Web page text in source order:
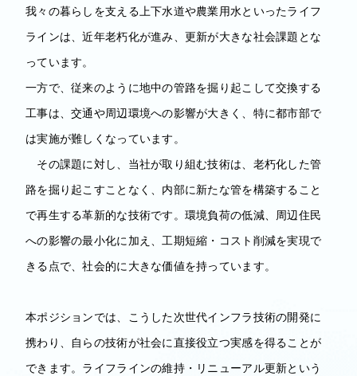
我々の暮らしを支える上下水道や農業用水といったライフ
ラインは、近年老朽化が進み、更新が大きな社会課題とな
っています。
一方で、従来のように地中の管路を掘り起こして交換する
工事は、交通や周辺環境への影響が大きく、特に都市部で
は実施が難しくなっています。
その課題に対し、当社が取り組む技術は、老朽化した管
路を掘り起こすことなく、内部に新たな管を構築すること
で再生する革新的な技術です。環境負荷の低減、周辺住民
への影響の最小化に加え、工期短縮・コスト削減を実現で
きる点で、社会的に大きな価値を持っています。
本ポジションでは、こうした次世代インフラ技術の開発に
携わり、自らの技術が社会に直接役立つ実感を得ることが
できます。ライフラインの維持・リニューアル更新という